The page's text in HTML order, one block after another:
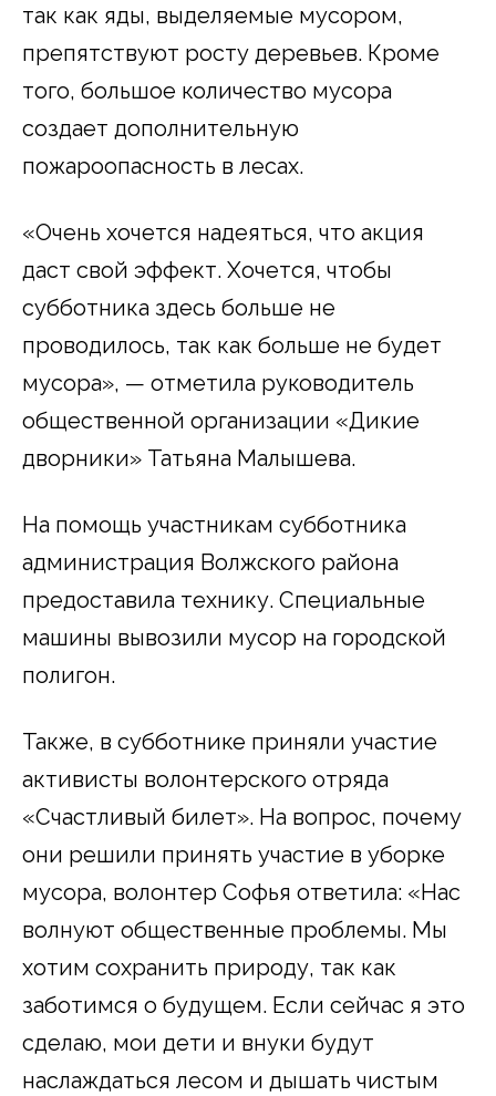
так как яды, выделяемые мусором,
препятствуют росту деревьев. Кроме
того, большое количество мусора
создает дополнительную
пожароопасность в лесах.
«Очень хочется надеяться, что акция
даст свой эффект. Хочется, чтобы
субботника здесь больше не
проводилось, так как больше не будет
мусора», — отметила руководитель
общественной организации «Дикие
дворники» Татьяна Малышева.
На помощь участникам субботника
администрация Волжского района
предоставила технику. Специальные
машины вывозили мусор на городской
полигон.
Также, в субботнике приняли участие
активисты волонтерского отряда
«Счастливый билет». На вопрос, почему
они решили принять участие в уборке
мусора, волонтер Софья ответила: «Нас
волнуют общественные проблемы. Мы
хотим сохранить природу, так как
заботимся о будущем. Если сейчас я это
сделаю, мои дети и внуки будут
наслаждаться лесом и дышать чистым